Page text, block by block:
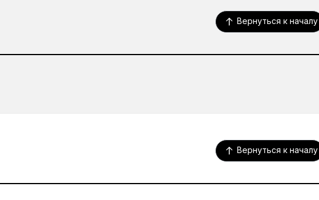
Вернуться к началу
Вернуться к началу